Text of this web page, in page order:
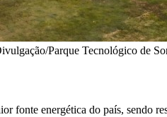
Parque Tecnológico de
energética do país, sendo